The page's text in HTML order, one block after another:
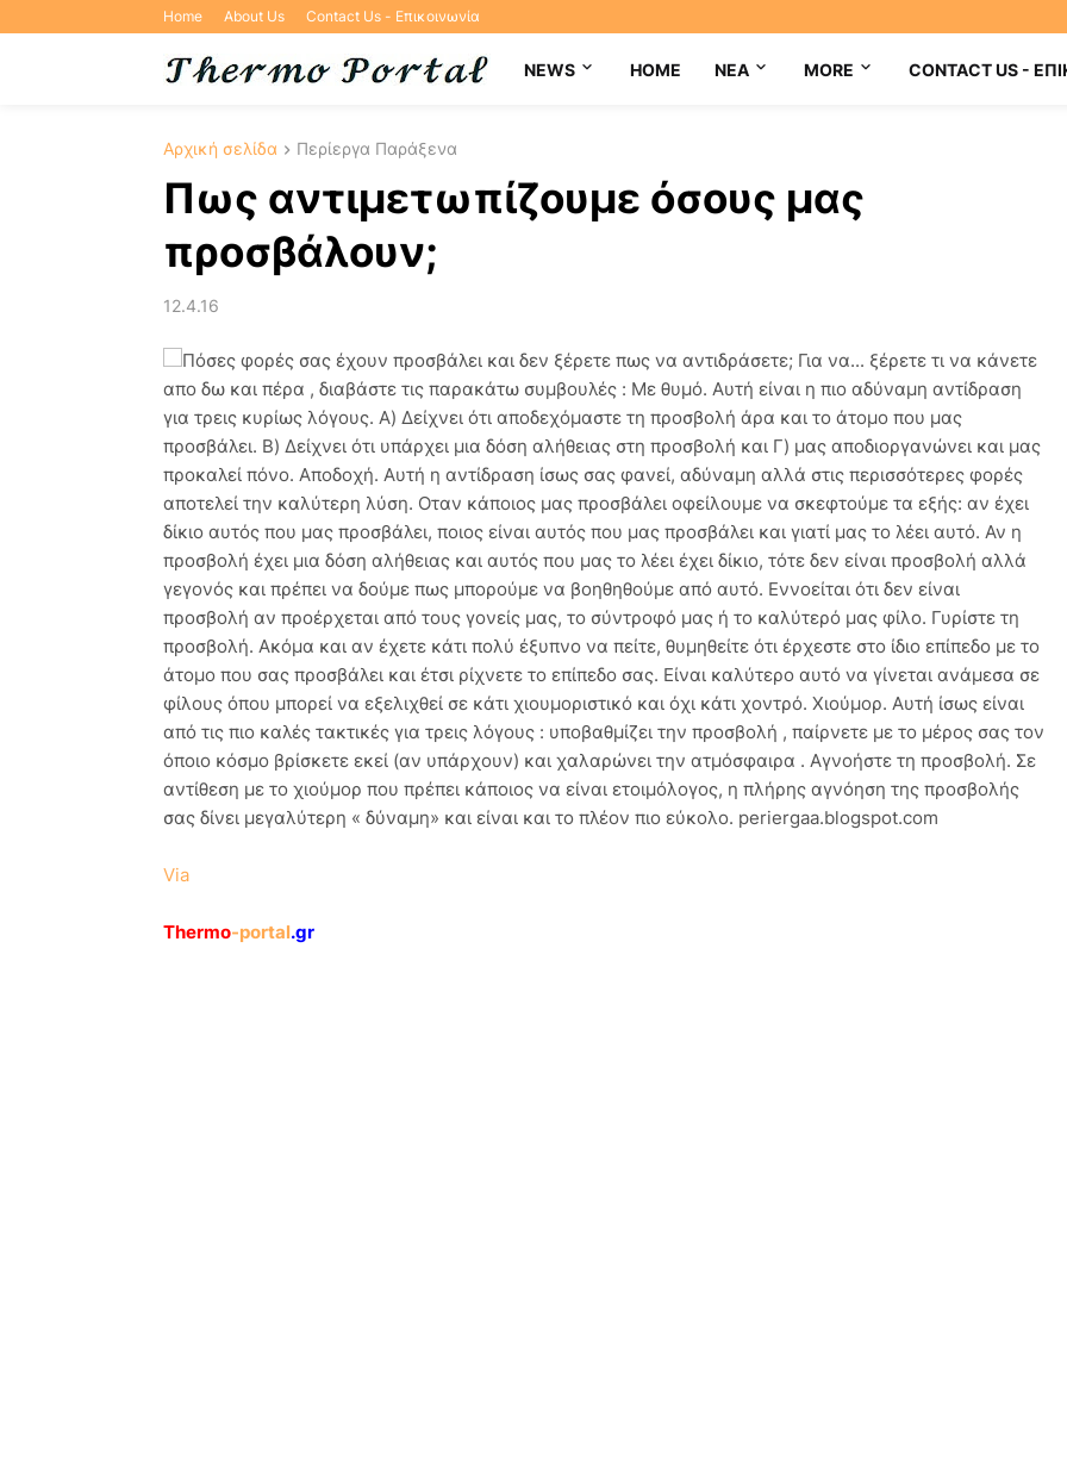
Home About Us Contact Us - Επικοινωνία
NEWS HOME NEA MORE CONTACT US -
Αρχική σελίδα Περίεργα Παράξενα
Πως αντιμετωπίζουμε όσους μας
προσβάλουν;
12.4.16
Πόσες φορές σας έχουν προσβάλει και δεν ξέρετε πως να αντιδράσετε; Για να... ξέρετε τι να κάνετε
απο δω και πέρα , διαβάστε τις παρακάτω συμβουλές : Με θυμό. Αυτή είναι η πιο αδύναμη αντίδραση
για τρεις κυρίως λόγους. Α) Δείχνει ότι αποδεχόμαστε τη προσβολή άρα και το άτομο που μας
προσβάλει. Β) Δείχνει ότι υπάρχει μια δόση αλήθειας στη προσβολή και Γ) μας αποδιοργανώνει και μας
προκαλεί πόνο. Αποδοχή. Αυτή η αντίδραση ίσως σας φανεί, αδύναμη αλλά στις περισσότερες φορές
αποτελεί την καλύτερη λύση. Oταν κάποιος μας προσβάλει οφείλουμε να σκεφτούμε τα εξής: αν έχει
δίκιο αυτός που μας προσβάλει, ποιος είναι αυτός που μας προσβάλει και γιατί μας το λέει αυτό. Αν η
προσβολή έχει μια δόση αλήθειας και αυτός που μας το λέει έχει δίκιο, τότε δεν είναι προσβολή αλλά
γεγονός και πρέπει να δούμε πως μπορούμε να βοηθηθούμε από αυτό. Εννοείται ότι δεν είναι
προσβολή αν προέρχεται από τους γονείς μας, το σύντροφό μας ή το καλύτερό μας φίλο. Γυρίστε τη
προσβολή. Ακόμα και αν έχετε κάτι πολύ έξυπνο να πείτε, θυμηθείτε ότι έρχεστε στο ίδιο επίπεδο με το
άτομο που σας προσβάλει και έτσι ρίχνετε το επίπεδο σας. Είναι καλύτερο αυτό να γίνεται ανάμεσα σε
φίλους όπου μπορεί να εξελιχθεί σε κάτι χιουμοριστικό και όχι κάτι χοντρό. Xιούμορ. Αυτή ίσως είναι
από τις πιο καλές τακτικές για τρεις λόγους : υποβαθμίζει την προσβολή , παίρνετε με το μέρος σας τον
όποιο κόσμο βρίσκετε εκεί (αν υπάρχουν) και χαλαρώνει την ατμόσφαιρα . Αγνοήστε τη προσβολή. Σε
αντίθεση με το χιούμορ που πρέπει κάποιος να είναι ετοιμόλογος, η πλήρης αγνόηση της προσβολής
σας δίνει μεγαλύτερη « δύναμη» και είναι και το πλέον πιο εύκολο. periergaa.blogspot.com
Via
Thermo-portal.gr